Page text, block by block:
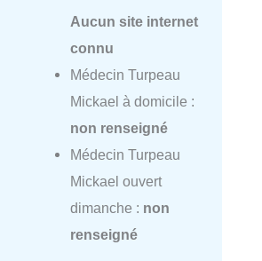
Aucun site internet
connu
Médecin Turpeau
Mickael à domicile :
non renseigné
Médecin Turpeau
Mickael ouvert
dimanche : non
renseigné